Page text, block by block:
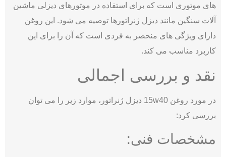
های موتوری است که برای استفاده در موتورهای دیزلی ماشین
‌آلات سنگین مانند دیزل ژنراتورها توصیه می ‌شود. این روغن
دارای ویژگی ‌های منحصر به ‌فردی است که آن را برای این
کاربرد مناسب می‌ کند.
نقد و بررسی اجمالی
در مورد روغن 15w40 دیزل ژنراتور، موارد زیر را می توان
بررسی کرد:
مشخصات فنی: